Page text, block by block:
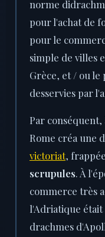
norme
pour l'achat de
pour le
simple de villes
Grèce, et / ou le
desservies par
Par
Rome créa une
victoriat,
scrupules. À
commerce très
l'Adriatique
drachmes